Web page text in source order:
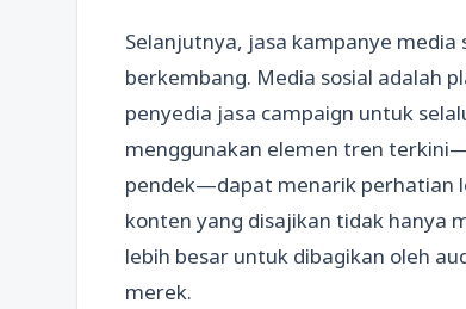
Selanjutnya, jasa kampanye
berkembang. Media sosial adalah
penyedia jasa campaign untuk
menggunakan elemen tren
pendek—dapat menarik perhatian
konten yang disajikan tidak hanya
lebih besar untuk dibagikan oleh
merek.